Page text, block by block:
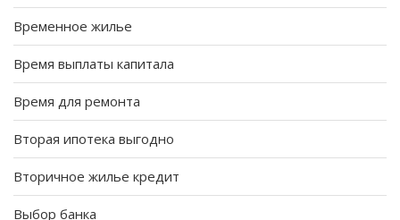
Временное жилье
Время выплаты капитала
Время для ремонта
Вторая ипотека выгодно
Вторичное жилье кредит
Выбор банка